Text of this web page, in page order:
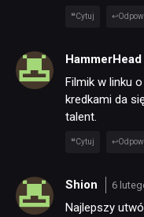
Cytuj
HammerHead
Filmik w linku
kredkami da
talent.
Cytuj
Shion 6
Najlepszy